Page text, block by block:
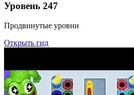
Уровень 247
Продвинутые уровни
Открыть гид